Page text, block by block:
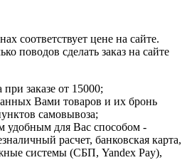
соответствует цене на сайте.
поводов сделать заказ на сайте
при заказе от 15000;
Вами товаров и их бронь
самовывоза;
удобным для Вас способом -
расчет, банковская карта,
системы (СБП, Yandex Pay),